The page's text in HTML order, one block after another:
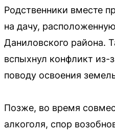
Родственники вместе
на дачу,
Даниловского района.
вспыхнул конфликт из-
поводу освоения
Позже, во время
алкоголя, спор